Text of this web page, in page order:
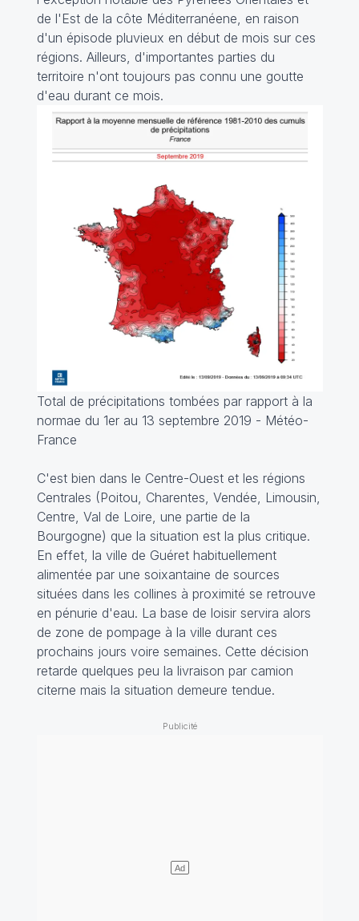
de l'Est de la côte Méditerranéene, en raison
d'un épisode pluvieux en début de mois sur ces
régions. Ailleurs, d'importantes parties du
territoire n'ont toujours pas connu une goutte
d'eau durant ce mois.
Total de précipitations tombées par rapport à la
normae du 1er au 13 septembre 2019 - Météo-
France
C'est bien dans le Centre-Ouest et les régions
Centrales (Poitou, Charentes, Vendée, Limousin,
Centre, Val de Loire, une partie de la
Bourgogne) que la situation est la plus critique.
En effet, la ville de Guéret habituellement
alimentée par une soixantaine de sources
situées dans les collines à proximité se retrouve
en pénurie d'eau. La base de loisir servira alors
de zone de pompage à la ville durant ces
prochains jours voire semaines. Cette décision
retarde quelques peu la livraison par camion
citerne mais la situation demeure tendue.